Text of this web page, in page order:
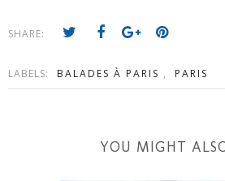
SHARE:
LABELS: BALADES À PARIS , PARIS
YOU MIGHT